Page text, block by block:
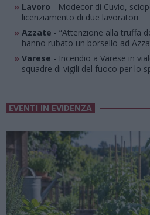
» Lavoro - Modecor di Cuvio,
licenziamento di due lavoratori
» Azzate - “Attenzione alla truffa
hanno rubato un borsello ad
» Varese - Incendio a Varese in
squadre di vigili del fuoco per lo
EVENTI IN EVIDENZA